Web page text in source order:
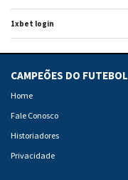
1xbet login
CAMPEÕES DO FUTEBOL
Home
Fale Conosco
Historiadores
Privacidade